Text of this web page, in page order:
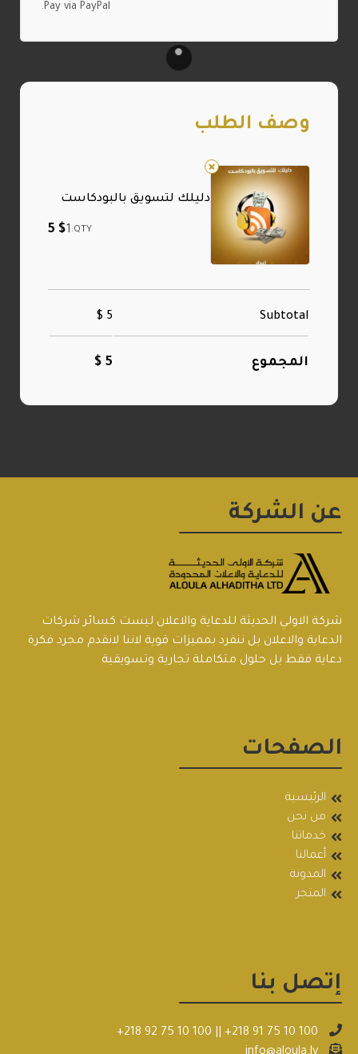
Pay via PayPal.
وصف الطلب
دليلك لتسويق بالبودكاست
QTY:
1
$
Subtotal
$ 5
المجموع $ 5
عن الشركة
شركة الاولي الحديثة للدعاية والاعلان ليست كسائر شركات
الدعاية والاعلان بل ننفرد بمميزات قوية لاننا لانقدم مجرد فكرة
دعاية فقط بل حلول متكاملة تجارية وتسويقية
الصفحات
الرئيسية
من نحن
خدماتنا
أعمالنا
المدونة
المتجر
إتصل بنا
+218 91 75 10 100
+218 92 75 10 100